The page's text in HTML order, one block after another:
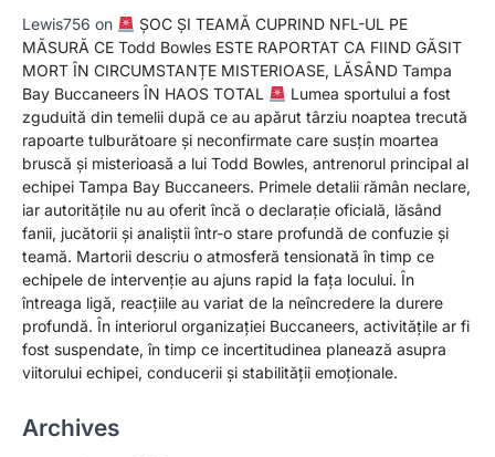
Lewis756 on
ȘOC ȘI TEAMĂ CUPRIND NFL-UL PE
MĂSURĂ CE Todd Bowles ESTE RAPORTAT CA FIIND GĂSIT
MORT ÎN CIRCUMSTANȚE MISTERIOASE, LĂSÂND Tampa
Bay Buccaneers ÎN HAOS TOTAL
Lumea sportului a fost
zguduită din temelii după ce au apărut târziu noaptea trecută
rapoarte tulburătoare și neconfirmate care susțin moartea
bruscă și misterioasă a lui Todd Bowles, antrenorul principal al
echipei Tampa Bay Buccaneers. Primele detalii rămân neclare,
iar autoritățile nu au oferit încă o declarație oficială, lăsând
fanii, jucătorii și analiștii într-o stare profundă de confuzie și
teamă. Martorii descriu o atmosferă tensionată în timp ce
echipele de intervenție au ajuns rapid la fața locului. În
întreaga ligă, reacțiile au variat de la neîncredere la durere
profundă. În interiorul organizației Buccaneers, activitățile ar fi
fost suspendate, în timp ce incertitudinea planează asupra
viitorului echipei, conducerii și stabilității emoționale.
Archives